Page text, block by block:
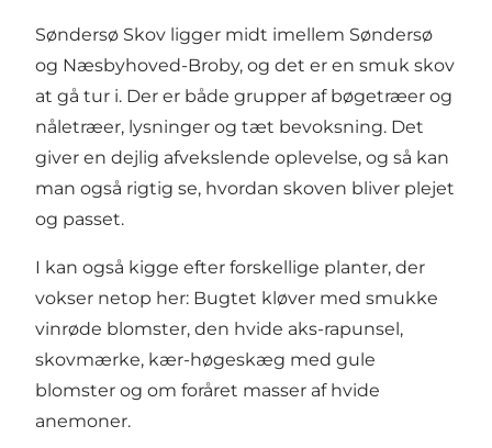
Søndersø Skov ligger midt imellem Søndersø
og Næsbyhoved-Broby, og det er en smuk skov
at gå tur i. Der er både grupper af bøgetræer og
nåletræer, lysninger og tæt bevoksning. Det
giver en dejlig afvekslende oplevelse, og så kan
man også rigtig se, hvordan skoven bliver plejet
og passet.
I kan også kigge efter forskellige planter, der
vokser netop her: Bugtet kløver med smukke
vinrøde blomster, den hvide aks-rapunsel,
skovmærke, kær-høgeskæg med gule
blomster og om foråret masser af hvide
anemoner.